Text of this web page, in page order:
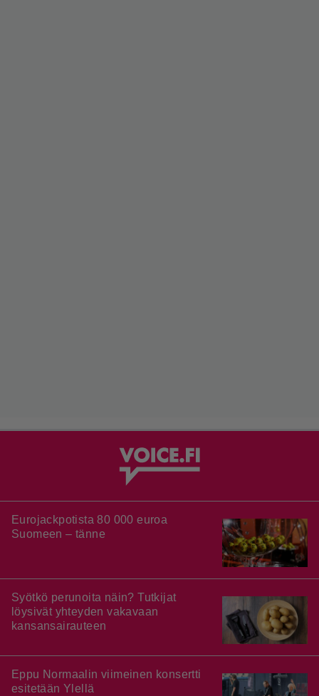
Eurojackpotista 80 000 euroa
Suomeen – tänne
Syötkö perunoita näin? Tutkijat
löysivät yhteyden vakavaan
kansansairauteen
Eppu Normaalin viimeinen konsertti
esitetään Ylellä